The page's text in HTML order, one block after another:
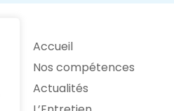
Accueil
Nos compétences
Actualités